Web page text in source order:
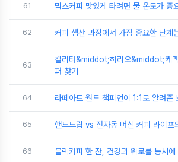
61 믹스커피 맛있게 타려면 물 온도가 중
62 커피 생산 과정에서 가장 중요한 단계
63
칼리타&middot;하리오&middot;케
퍼 찾기
64 라떼아트 월드 챔피언이 1:1로 알려준
65 핸드드립 vs 전자동 머신 커피 라이프
66 블랙커피 한 잔, 건강과 위로를 동시에